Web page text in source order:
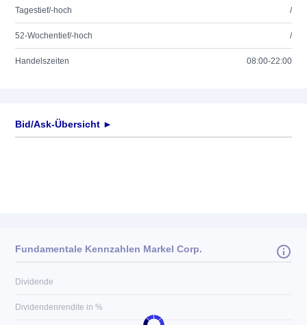
Tagestief/-hoch /
52-Wochentief/-hoch /
Handelszeiten 08:00-22:00
Bid/Ask-Übersicht ►
Fundamentale Kennzahlen Markel Corp.
Dividende
Dividendenrendite in %